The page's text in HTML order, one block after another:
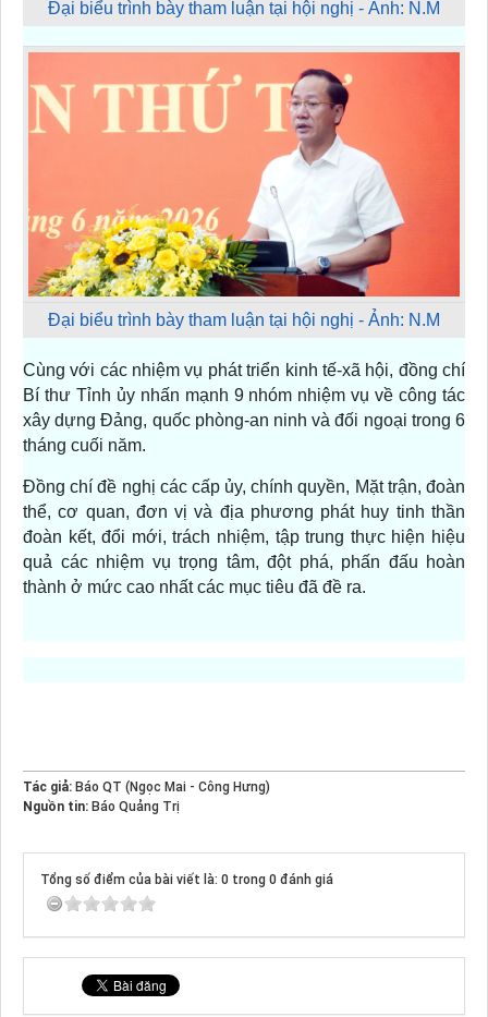
Đại biểu trình bày tham luận tại hội nghị - Ảnh: N.M
Đại biểu trình bày tham luận tại hội nghị - Ảnh: N.M
Cùng với các nhiệm vụ phát triển kinh tế-xã hội, đồng chí
Bí thư Tỉnh ủy nhấn mạnh 9 nhóm nhiệm vụ về công tác
xây dựng Đảng, quốc phòng-an ninh và đối ngoại trong 6
tháng cuối năm.
Đồng chí đề nghị các cấp ủy, chính quyền, Mặt trận, đoàn
thể, cơ quan, đơn vị và địa phương phát huy tinh thần
đoàn kết, đổi mới, trách nhiệm, tập trung thực hiện hiệu
quả các nhiệm vụ trọng tâm, đột phá, phấn đấu hoàn
thành ở mức cao nhất các mục tiêu đã đề ra.
Tác giả: Báo QT (Ngọc Mai - Công Hưng)
Nguồn tin: Báo Quảng Trị
Tổng số điểm của bài viết là: 0 trong 0 đánh giá